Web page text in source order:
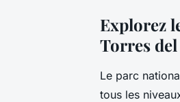
Explorez
Torres
Le parc
tous les